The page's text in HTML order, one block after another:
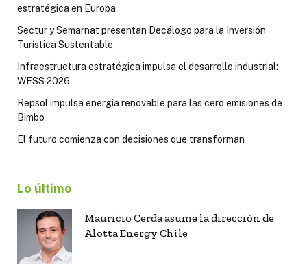
estratégica en Europa
Sectur y Semarnat presentan Decálogo para la Inversión
Turística Sustentable
Infraestructura estratégica impulsa el desarrollo industrial:
WESS 2026
Repsol impulsa energía renovable para las cero emisiones de
Bimbo
El futuro comienza con decisiones que transforman
Lo último
Mauricio Cerda asume la dirección de
Alotta Energy Chile